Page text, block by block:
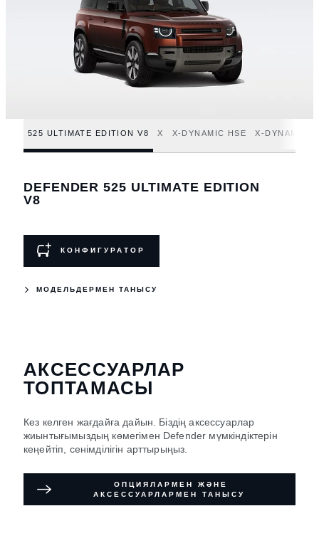
525 ULTIMATE EDITION V8 X X-DYNAMIC HSE X-DYNAMIC
DEFENDER 525 ULTIMATE EDITION
V8
КОНФИГУРАТОР
МОДЕЛЬДЕРМЕН ТАНЫСУ
АКСЕССУАРЛАР
ТОПТАМАСЫ
Кез келген жағдайға дайын. Біздің аксессуарлар
жиынтығымыздың көмегімен Defender мүмкіндіктерін
кеңейтіп, сенімділігін арттырыңыз.
ОПЦИЯЛАРМЕН ЖӘНЕ
АКСЕССУАРЛАРМЕН ТАНЫСУ